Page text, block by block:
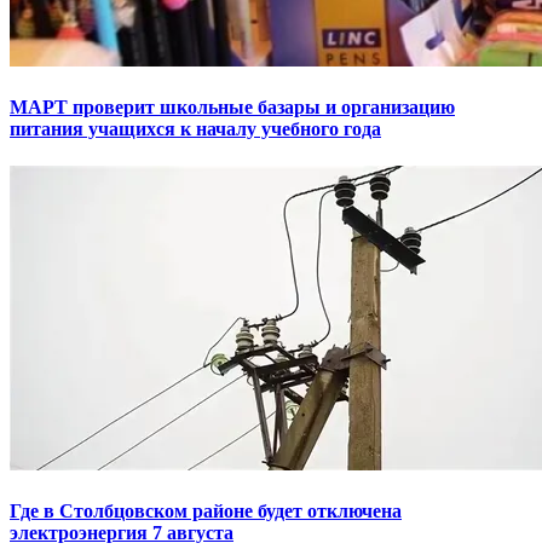
МАРТ проверит школьные базары и организацию
питания учащихся к началу учебного года
Где в Столбцовском районе будет отключена
электроэнергия 7 августа